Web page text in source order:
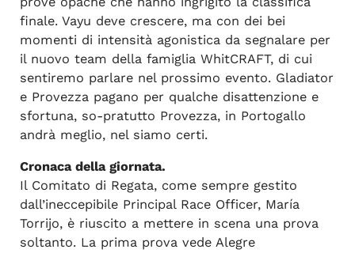
finale. Vayu deve crescere, ma con dei bei
momenti di intensità agonistica da segnalare per
il nuovo team della famiglia WhitCRAFT, di cui
sentiremo parlare nel prossimo evento. Gladiator
e Provezza pagano per qualche disattenzione e
sfortuna, so-pratutto Provezza, in Portogallo
andrà meglio, nel siamo certi.
Cronaca della giornata.
Il Comitato di Regata, come sempre gestito
dall’ineccepibile Principal Race Officer, María
Torrijo, è riuscito a mettere in scena una prova
soltanto. La prima prova vede Alegre